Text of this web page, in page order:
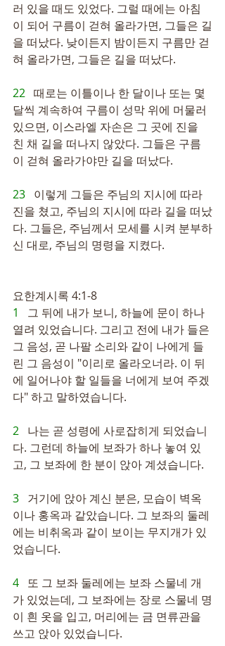
러 있을 때도 있었다. 그럴 때에는 아침
이 되어 구름이 걷혀 올라가면, 그들은 길
을 떠났다. 낮이든지 밤이든지 구름만 걷
혀 올라가면, 그들은 길을 떠났다.
22 때로는 이틀이나 한 달이나 또는 몇
달씩 계속하여 구름이 성막 위에 머물러
있으면, 이스라엘 자손은 그 곳에 진을
친 채 길을 떠나지 않았다. 그들은 구름
이 걷혀 올라가야만 길을 떠났다.
23 이렇게 그들은 주님의 지시에 따라
진을 쳤고, 주님의 지시에 따라 길을 떠났
다. 그들은, 주님께서 모세를 시켜 분부하
신 대로, 주님의 명령을 지켰다.
요한계시록 4:1-8
1 그 뒤에 내가 보니, 하늘에 문이 하나
열려 있었습니다. 그리고 전에 내가 들은
그 음성, 곧 나팔 소리와 같이 나에게 들
린 그 음성이 "이리로 올라오너라. 이 뒤
에 일어나야 할 일들을 너에게 보여 주겠
다" 하고 말하였습니다.
2 나는 곧 성령에 사로잡히게 되었습니
다. 그런데 하늘에 보좌가 하나 놓여 있
고, 그 보좌에 한 분이 앉아 계셨습니다.
3 거기에 앉아 계신 분은, 모습이 벽옥
이나 홍옥과 같았습니다. 그 보좌의 둘레
에는 비취옥과 같이 보이는 무지개가 있
었습니다.
4 또 그 보좌 둘레에는 보좌 스물네 개
가 있었는데, 그 보좌에는 장로 스물네 명
이 흰 옷을 입고, 머리에는 금 면류관을
쓰고 앉아 있었습니다.